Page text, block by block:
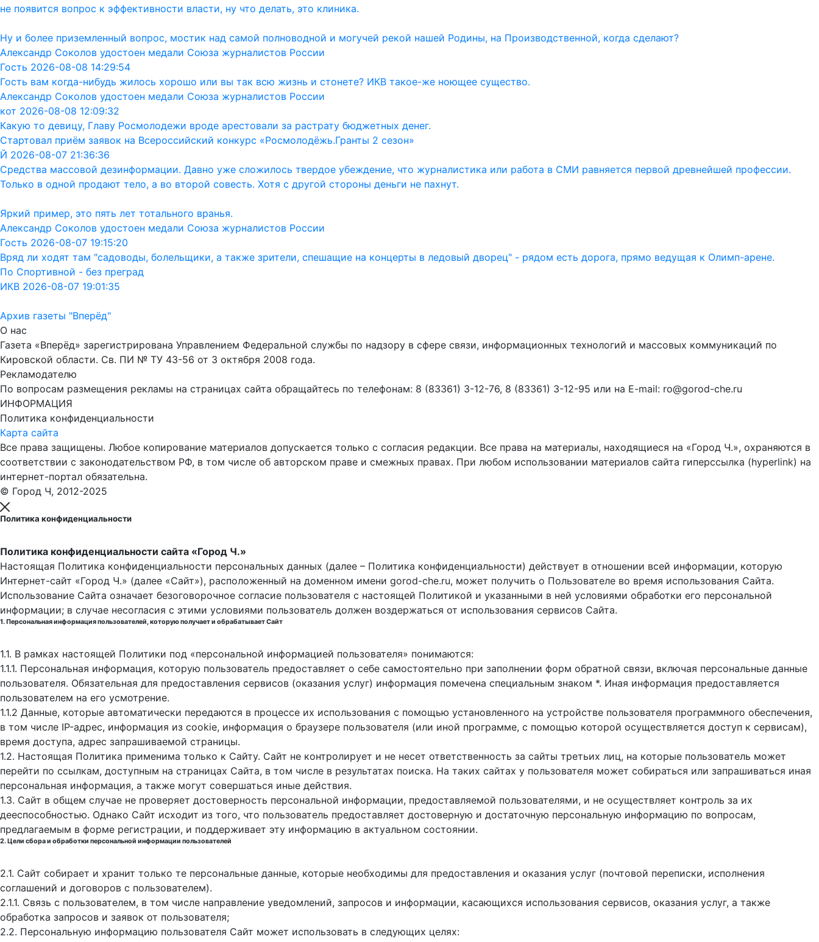
не появится вопрос к эффективности власти, ну что делать, это клиника.
Ну и более приземленный вопрос, мостик над самой полноводной и могучей рекой нашей Родины, на Производственной, когда сделают?
Александр Соколов удостоен медали Союза журналистов России
Гость 2026-08-08 14:29:54
Гость вам когда-нибудь жилось хорошо или вы так всю жизнь и стонете? ИКВ такое-же ноющее существо.
Александр Соколов удостоен медали Союза журналистов России
кот 2026-08-08 12:09:32
Какую то девицу, Главу Росмолодежи вроде арестовали за растрату бюджетных денег.
Стартовал приём заявок на Всероссийский конкурс «Росмолодёжь.Гранты 2 сезон»
Й 2026-08-07 21:36:36
Средства массовой дезинформации. Давно уже сложилось твердое убеждение, что журналистика или работа в СМИ равняется первой древнейшей профессии.
Только в одной продают тело, а во второй совесть. Хотя с другой стороны деньги не пахнут.
Яркий пример, это пять лет тотального вранья.
Александр Соколов удостоен медали Союза журналистов России
Гость 2026-08-07 19:15:20
Вряд ли ходят там "садоводы, болельщики, а также зрители, спешащие на концерты в ледовый дворец" - рядом есть дорога, прямо ведущая к Олимп-арене.
По Спортивной - без преград
ИКВ 2026-08-07 19:01:35
Архив газеты "Вперёд"
О нас
Газета «Вперёд» зарегистрирована Управлением Федеральной службы по надзору в сфере связи, информационных технологий и массовых коммуникаций по
Кировской области. Св. ПИ № ТУ 43-56 от 3 октября 2008 года.
Рекламодателю
По вопросам размещения рекламы на страницах сайта обращайтесь по телефонам: 8 (83361) 3-12-76, 8 (83361) 3-12-95 или на E-mail: ro@gorod-che.ru
ИНФОРМАЦИЯ
Политика конфиденциальности
Карта сайта
Все права защищены. Любое копирование материалов допускается только с согласия редакции. Все права на материалы, находящиеся на «Город Ч.», охраняются в
соответствии с законодательством РФ, в том числе об авторском праве и смежных правах. При любом использовании материалов сайта гиперссылка (hyperlink) на
интернет-портал обязательна.
© Город Ч, 2012-2025
Политика конфиденциальности
Политика конфиденциальности сайта «Город Ч.»
Настоящая Политика конфиденциальности персональных данных (далее – Политика конфиденциальности) действует в отношении всей информации, которую
Интернет-сайт «Город Ч.» (далее «Сайт»), расположенный на доменном имени gorod-che.ru, может получить о Пользователе во время использования Cайта.
Использование Сайта означает безоговорочное согласие пользователя с настоящей Политикой и указанными в ней условиями обработки его персональной
информации; в случае несогласия с этими условиями пользователь должен воздержаться от использования сервисов Сайта.
1. Персональная информация пользователей, которую получает и обрабатывает Сайт
1.1. В рамках настоящей Политики под «персональной информацией пользователя» понимаются:
1.1.1. Персональная информация, которую пользователь предоставляет о себе самостоятельно при заполнении форм обратной связи, включая персональные данные
пользователя. Обязательная для предоставления сервисов (оказания услуг) информация помечена специальным знаком *. Иная информация предоставляется
пользователем на его усмотрение.
1.1.2 Данные, которые автоматически передаются в процессе их использования с помощью установленного на устройстве пользователя программного обеспечения,
в том числе IP-адрес, информация из cookie, информация о браузере пользователя (или иной программе, с помощью которой осуществляется доступ к cервисам),
время доступа, адрес запрашиваемой страницы.
1.2. Настоящая Политика применима только к Сайту. Сайт не контролирует и не несет ответственность за сайты третьих лиц, на которые пользователь может
перейти по ссылкам, доступным на страницах Сайта, в том числе в результатах поиска. На таких сайтах у пользователя может собираться или запрашиваться иная
персональная информация, а также могут совершаться иные действия.
1.3. Сайт в общем случае не проверяет достоверность персональной информации, предоставляемой пользователями, и не осуществляет контроль за их
дееспособностью. Однако Сайт исходит из того, что пользователь предоставляет достоверную и достаточную персональную информацию по вопросам,
предлагаемым в форме регистрации, и поддерживает эту информацию в актуальном состоянии.
2. Цели сбора и обработки персональной информации пользователей
2.1. Сайт собирает и хранит только те персональные данные, которые необходимы для предоставления и оказания услуг (почтовой переписки, исполнения
соглашений и договоров с пользователем).
2.1.1. Связь с пользователем, в том числе направление уведомлений, запросов и информации, касающихся использования сервисов, оказания услуг, а также
обработка запросов и заявок от пользователя;
2.2. Персональную информацию пользователя Сайт может использовать в следующих целях: